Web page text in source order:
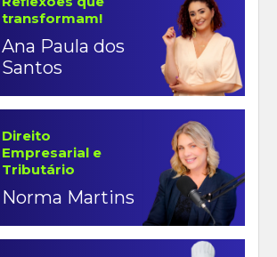
transformam!
Ana Paula dos
Santos
Direito
Empresarial e
Tributário
Norma Martins